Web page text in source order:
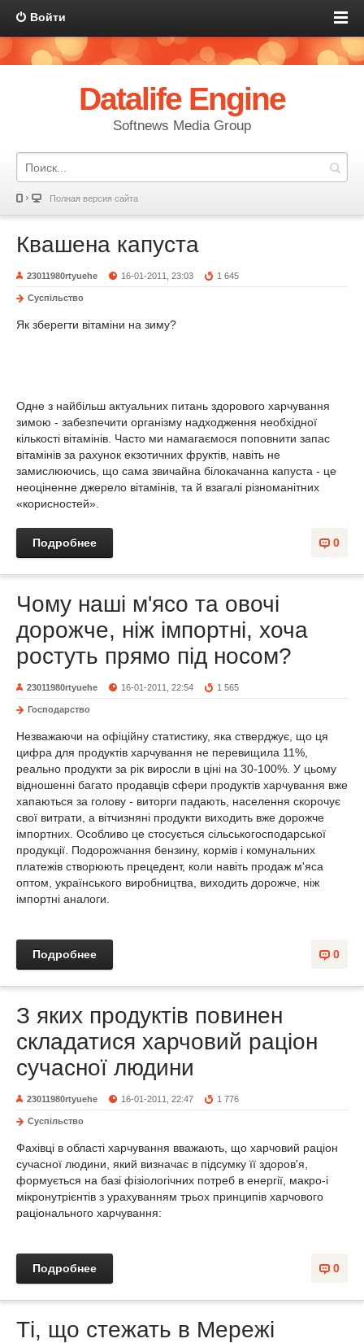
Войти
Datalife Engine
Softnews Media Group
Полная версия сайта
Квашена капуста
23011980rtyuehe 16-01-2011, 23:03 1 645
Суспільство
Як зберегти вітаміни на зиму?
Одне з найбільш актуальних питань здорового харчування
зимою - забезпечити організму надходження необхідної
кількості вітамінів. Часто ми намагаємося поповнити запас
вітамінів за рахунок екзотичних фруктів, навіть не
замислюючись, що сама звичайна білокачанна капуста - це
неоціненне джерело вітамінів, та й взагалі різноманітних
«корисностей».
0
Подробнее
Чому наші м'ясо та овочі
дорожче, ніж імпортні, хоча
ростуть прямо під носом?
23011980rtyuehe 16-01-2011, 22:54 1 565
Господарство
Незважаючи на офіційну статистику, яка стверджує, що ця
цифра для продуктів харчування не перевищила 11%,
реально продукти за рік виросли в ціні на 30-100%. У цьому
відношенні багато продавців сфери продуктів харчування вже
хапаються за голову - виторги падають, населення скорочує
свої витрати, а вітчизняні продукти виходить вже дорожче
імпортних. Особливо це стосується сільськогосподарської
продукції. Подорожчання бензину, кормів і комунальних
платежів створюють прецедент, коли навіть продаж м'яса
оптом, українського виробництва, виходить дорожче, ніж
імпортні аналоги.
0
Подробнее
З яких продуктів повинен
складатися харчовий раціон
сучасної людини
23011980rtyuehe 16-01-2011, 22:47 1 776
Суспільство
Фахівці в області харчування вважають, що харчовий раціон
сучасної людини, який визначає в підсумку її здоров'я,
формується на базі фізіологічних потреб в енергії, макро-і
мікронутрієнтів з урахуванням трьох принципів харчового
раціонального харчування:
0
Подробнее
Ті, що стежать в Мережі